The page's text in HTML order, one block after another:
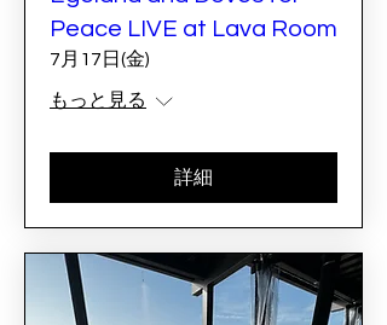
Peace LIVE at Lava Room
7月17日(金)
もっと見る
詳細